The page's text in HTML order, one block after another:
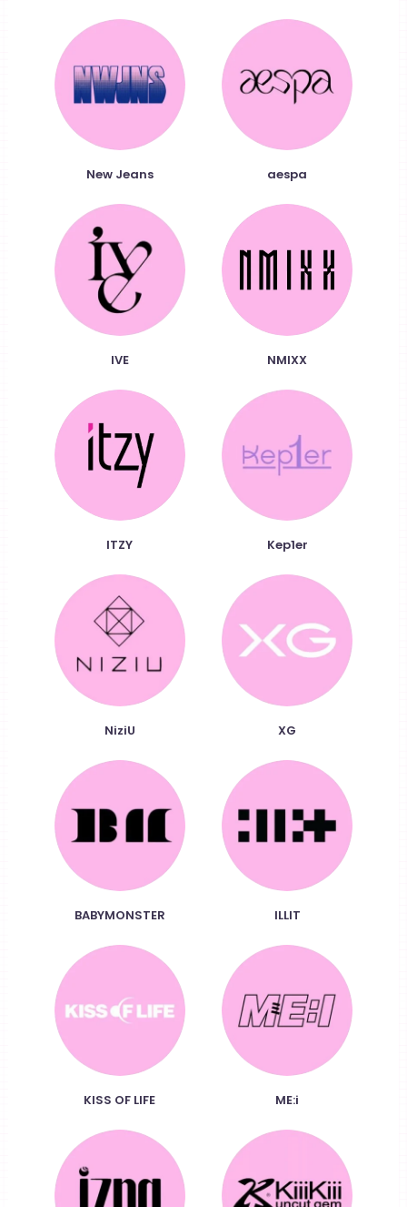
New Jeans aespa
IVE NMIXX
ITZY Kep1er
NiziU XG
BABYMONSTER ILLIT
KISS OF LIFE ME:i